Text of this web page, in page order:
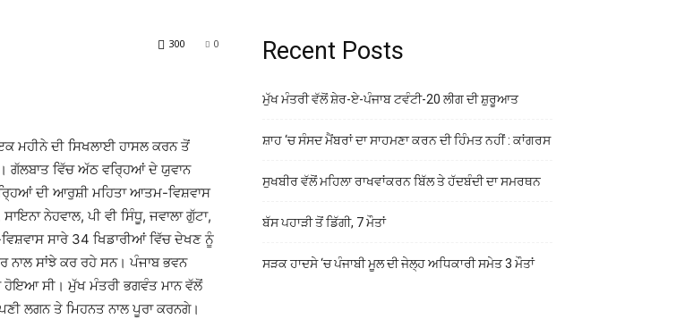
0
300
ਮਹੀਨੇ ਦੀ ਸਿਖਲਾਈ ਹਾਸਲ ਕਰਨ ਤੋਂ
ਗੱਲਬਾਤ ਵਿੱਚ ਅੱਠ ਵਰ੍ਹਿਆਂ ਦੇ ਯੁਵਾਨ
ਦੀ ਆਰੁਸ਼ੀ ਮਹਿਤਾ ਆਤਮ-ਵਿਸ਼ਵਾਸ
ਨੇਹਵਾਲ, ਪੀ ਵੀ ਸਿੰਧੂ, ਜਵਾਲਾ ਗੁੱਟਾ,
ਸਾਰੇ 34 ਖਿਡਾਰੀਆਂ ਵਿੱਚ ਦੇਖਣ ਨੂੰ
ਸਾਂਝੇ ਕਰ ਰਹੇ ਸਨ। ਪੰਜਾਬ ਭਵਨ
ਹੋਇਆ ਸੀ। ਮੁੱਖ ਮੰਤਰੀ ਭਗਵੰਤ ਮਾਨ ਵੱਲੋਂ
ਲਗਨ ਤੇ ਮਿਹਨਤ ਨਾਲ ਪੂਰਾ ਕਰਨਗੇ।
Recent Posts
ਮੁੱਖ ਮੰਤਰੀ ਵੱਲੋਂ ਸ਼ੇਰ-ਏ-ਪੰਜਾਬ ਟਵੰਟੀ-20 ਲੀਗ ਦੀ ਸ਼ੁਰੂਆਤ
ਸ਼ਾਹ ‘ਚ ਸੰਸਦ ਮੈਂਬਰਾਂ ਦਾ ਸਾਹਮਣਾ ਕਰਨ ਦੀ ਹਿੰਮਤ ਨਹੀਂ : ਕਾਂਗਰਸ
ਸੁਖਬੀਰ ਵੱਲੋਂ ਮਹਿਲਾ ਰਾਖਵਾਂਕਰਨ ਬਿੱਲ ਤੇ ਹੱਦਬੰਦੀ ਦਾ ਸਮਰਥਨ
ਬੱਸ ਪਹਾੜੀ ਤੋਂ ਡਿੱਗੀ, 7 ਮੌਤਾਂ
ਸੜਕ ਹਾਦਸੇ ‘ਚ ਪੰਜਾਬੀ ਮੂਲ ਦੀ ਜੇਲ੍ਹ ਅਧਿਕਾਰੀ ਸਮੇਤ 3 ਮੌਤਾਂ